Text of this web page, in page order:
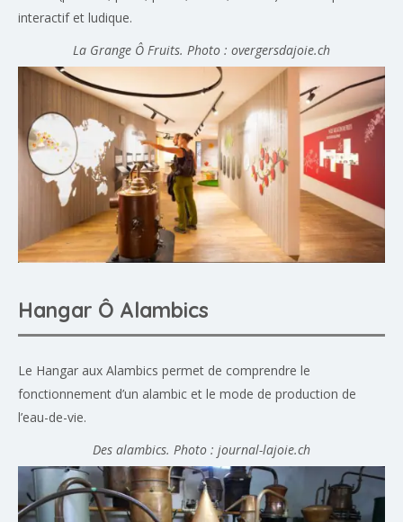
interactif et ludique.
La Grange Ô Fruits. Photo : overgersdajoie.ch
Hangar Ô Alambics
Le Hangar aux Alambics permet de comprendre le
fonctionnement d’un alambic et le mode de production de
l’eau-de-vie.
Des alambics. Photo : journal-lajoie.ch